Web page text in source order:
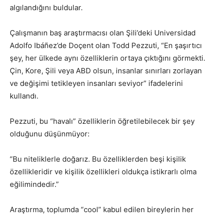
algılandığını buldular.
Çalışmanın baş araştırmacısı olan Şili’deki Universidad
Adolfo Ibáñez’de Doçent olan Todd Pezzuti, “En şaşırtıcı
şey, her ülkede aynı özelliklerin ortaya çıktığını görmekti.
Çin, Kore, Şili veya ABD olsun, insanlar sınırları zorlayan
ve değişimi tetikleyen insanları seviyor” ifadelerini
kullandı.
Pezzuti, bu “havalı” özelliklerin öğretilebilecek bir şey
olduğunu düşünmüyor:
“Bu niteliklerle doğarız. Bu özelliklerden beşi kişilik
özellikleridir ve kişilik özellikleri oldukça istikrarlı olma
eğilimindedir.”
Araştırma, toplumda “cool” kabul edilen bireylerin her